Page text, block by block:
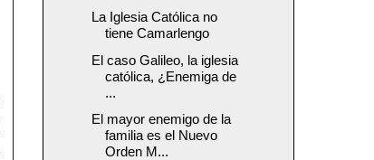
La Iglesia Católica no
tiene Camarlengo
El caso Galileo, la iglesia
católica, ¿Enemiga de
...
El mayor enemigo de la
familia es el Nuevo
Orden M...